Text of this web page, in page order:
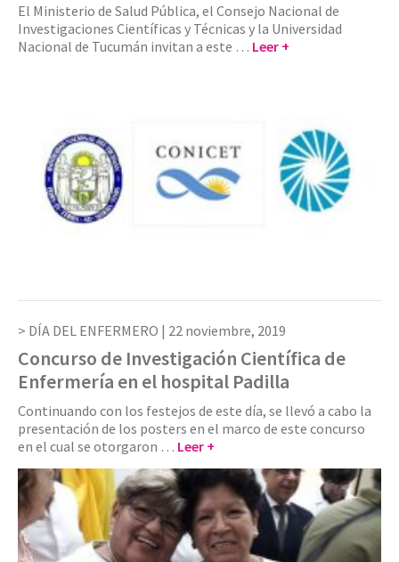
El Ministerio de Salud Pública, el Consejo Nacional de
Investigaciones Científicas y Técnicas y la Universidad
Nacional de Tucumán invitan a este … Leer +
DÍA DEL ENFERMERO | 22 noviembre, 2019
Concurso de Investigación Científica de
Enfermería en el hospital Padilla
Continuando con los festejos de este día, se llevó a cabo la
presentación de los posters en el marco de este concurso
en el cual se otorgaron … Leer +